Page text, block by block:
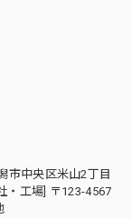
市中央区米山2丁目
工場] 〒123-4567